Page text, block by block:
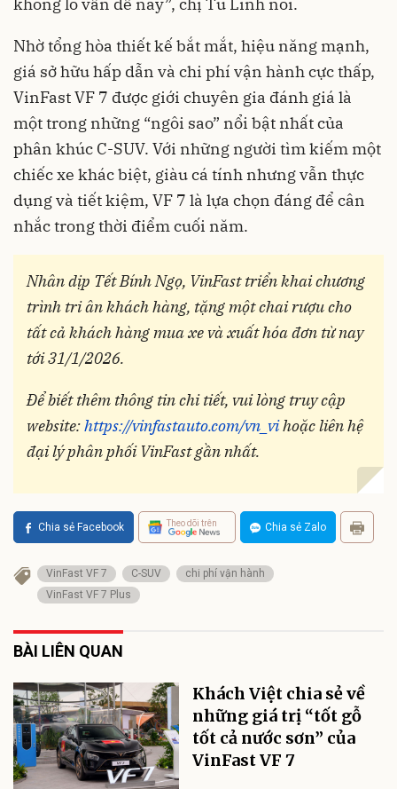
không lo vấn đề này”, chị Tú Linh nói.
Nhờ tổng hòa thiết kế bắt mắt, hiệu năng mạnh,
giá sở hữu hấp dẫn và chi phí vận hành cực thấp,
VinFast VF 7 được giới chuyên gia đánh giá là
một trong những “ngôi sao” nổi bật nhất của
phân khúc C-SUV. Với những người tìm kiếm một
chiếc xe khác biệt, giàu cá tính nhưng vẫn thực
dụng và tiết kiệm, VF 7 là lựa chọn đáng để cân
nhắc trong thời điểm cuối năm.
Nhân dịp Tết Bính Ngọ, VinFast triển khai chương
trình tri ân khách hàng, tặng một chai rượu cho
tất cả khách hàng mua xe và xuất hóa đơn từ nay
tới 31/1/2026.
Để biết thêm thông tin chi tiết, vui lòng truy cập
website:https://vinfastauto.com/vn_vihoặc liên hệ
đại lý phân phối VinFast gần nhất.
Chia sẻ Facebook Theo dõi trên Chia sẻ Zalo
VinFast VF 7 C-SUV
chi phí vận hành
VinFast VF 7 Plus
BÀI LIÊN QUAN
Khách Việt chia sẻ về
những giá trị “tốt gỗ
tốt cả nước sơn” của
VinFast VF 7